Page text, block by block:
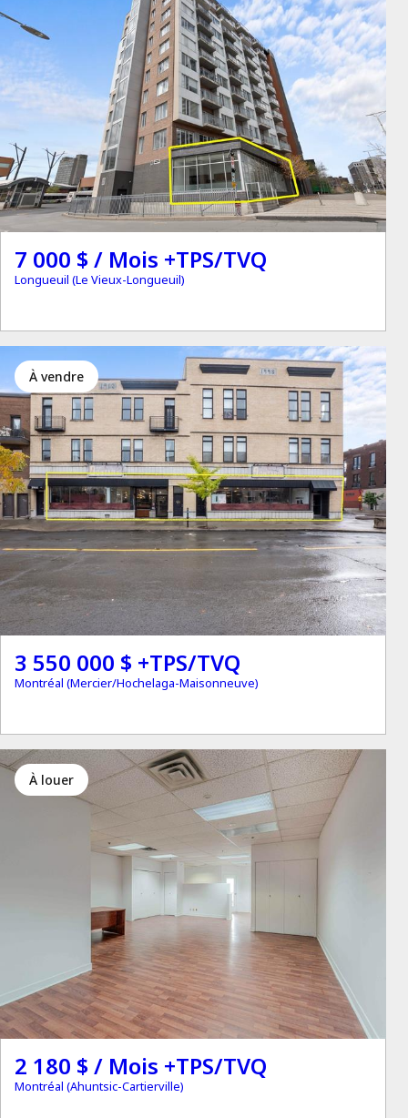
7 000 $ / Mois +TPS/TVQ
Longueuil (Le Vieux-Longueuil)
à vendre
3 550 000 $ +TPS/TVQ
Montréal (Mercier/Hochelaga-Maisonneuve)
à louer
2 180 $ / Mois +TPS/TVQ
Montréal (Ahuntsic-Cartierville)